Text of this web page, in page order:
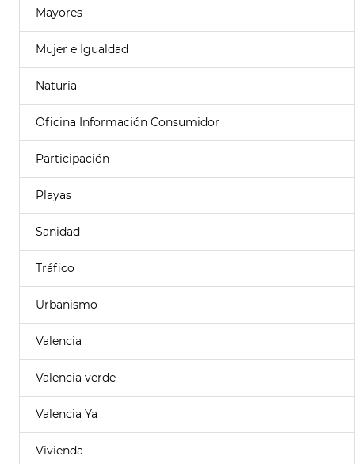
Mayores
Mujer e Igualdad
Naturia
Oficina Información Consumidor
Participación
Playas
Sanidad
Tráfico
Urbanismo
Valencia
Valencia verde
Valencia Ya
Vivienda